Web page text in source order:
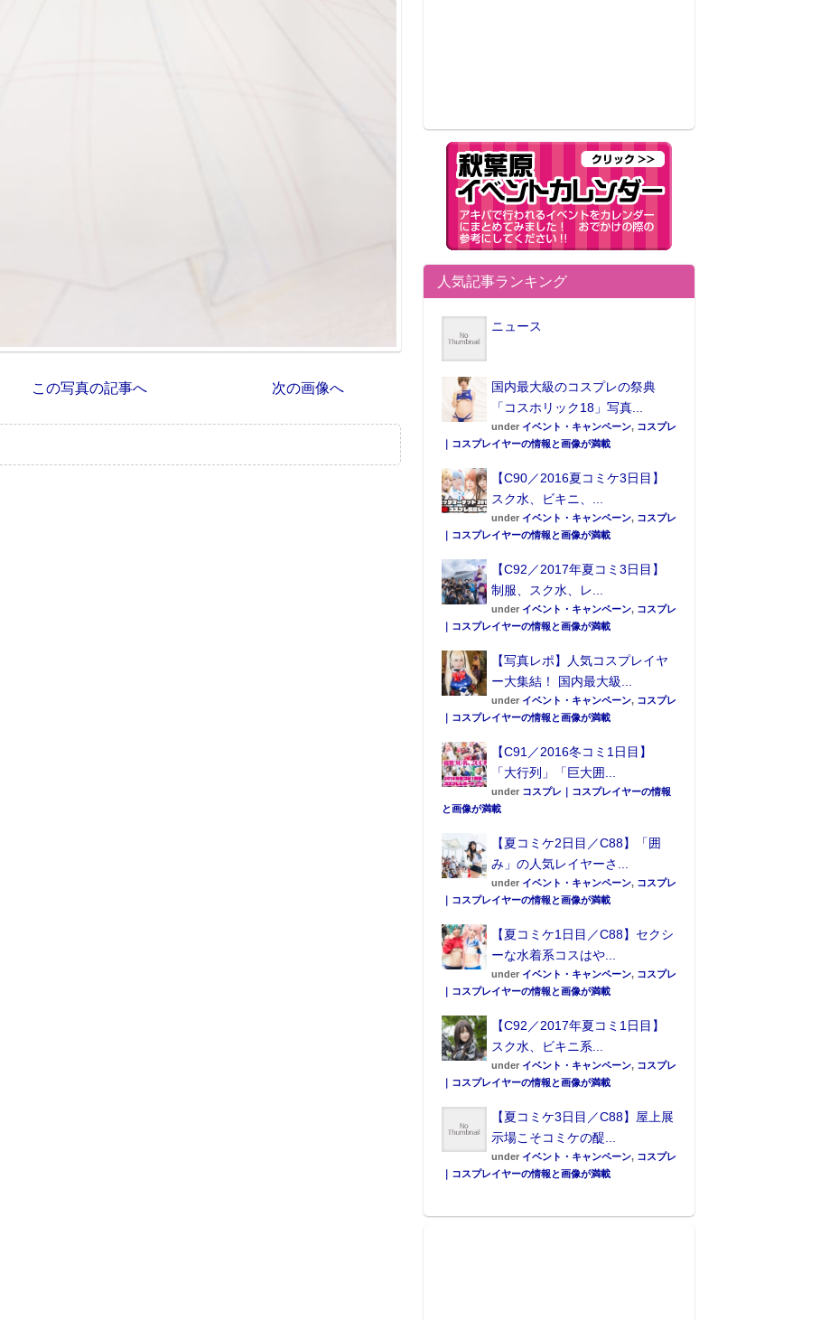
この写真の記事へ 次の画像へ
人気記事ランキング
ニュース
国内最大級のコスプレの祭典
「コスホリック18」写真...
under イベント・キャンペーン, コスプレ
｜コスプレイヤーの情報と画像が満載
【C90／2016夏コミケ3日目】
スク水、ビキニ、...
under イベント・キャンペーン, コスプレ
｜コスプレイヤーの情報と画像が満載
【C92／2017年夏コミ3日目】
制服、スク水、レ...
under イベント・キャンペーン, コスプレ
｜コスプレイヤーの情報と画像が満載
【写真レポ】人気コスプレイヤ
ー大集結！ 国内最大級...
under イベント・キャンペーン, コスプレ
｜コスプレイヤーの情報と画像が満載
【C91／2016冬コミ1日目】
「大行列」「巨大囲...
under コスプレ｜コスプレイヤーの情報
と画像が満載
【夏コミケ2日目／C88】「囲
み」の人気レイヤーさ...
under イベント・キャンペーン, コスプレ
｜コスプレイヤーの情報と画像が満載
【夏コミケ1日目／C88】セクシ
ーな水着系コスはや...
under イベント・キャンペーン, コスプレ
｜コスプレイヤーの情報と画像が満載
【C92／2017年夏コミ1日目】
スク水、ビキニ系...
under イベント・キャンペーン, コスプレ
｜コスプレイヤーの情報と画像が満載
【夏コミケ3日目／C88】屋上展
示場こそコミケの醍...
under イベント・キャンペーン, コスプレ
｜コスプレイヤーの情報と画像が満載